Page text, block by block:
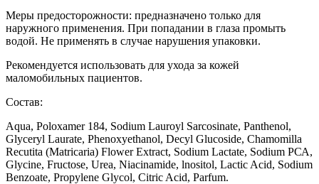
Меры предосторожности: предназначено только для
наружного применения. При попадании в глаза промыть
водой. Не применять в случае нарушения упаковки.
Рекомендуется использовать для ухода за кожей
маломобильных пациентов.
Состав:
Aqua, Poloxamer 184, Sodium Lauroyl Sarcosinate, Panthenol,
Glyceryl Laurate, Phenoxyethanol, Decyl Glucoside, Chamomilla
Recutita (Matricaria) Flower Extract, Sodium Lactate, Sodium РСА,
Glycine, Fructose, Urea, Niacinamide, lnositol, Lactic Acid, Sodium
Benzoate, Propylene Glycol, Citric Acid, Parfum.